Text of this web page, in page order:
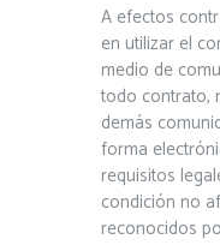
A efectos
en utilizar el
medio de
todo contrato,
demás
forma
requisitos
condición no
reconocidos